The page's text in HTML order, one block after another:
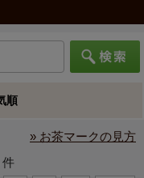
» お茶マークの見方
件